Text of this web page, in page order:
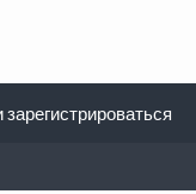
зарегистрироваться